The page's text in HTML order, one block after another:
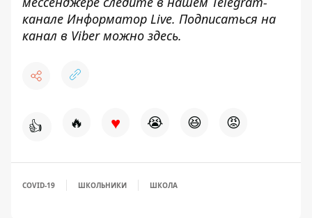
канале Информатор Live. Подписаться на
канал в Viber можно здесь.
👍 🔥 ♥ 😭 😆 😡
COVID-19 ШКОЛЬНИКИ ШКОЛА